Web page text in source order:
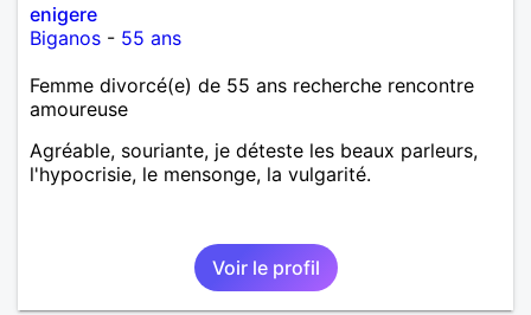
enigere
Biganos - 55 ans
Femme divorcé(e) de 55 ans recherche rencontre
amoureuse
Agréable, souriante, je déteste les beaux parleurs,
l'hypocrisie, le mensonge, la vulgarité.
Voir le profil